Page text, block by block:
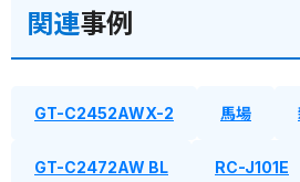
関連事例
GT-C2452AWX-2 馬場
GT-C2472AW BL RC-J101E